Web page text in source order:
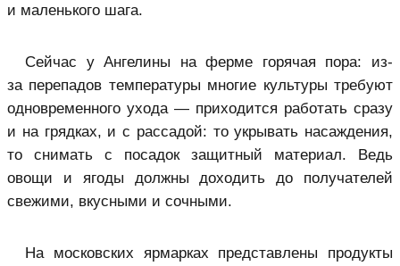
и маленького шага.
Сейчас у Ангелины на ферме горячая пора: из-
за перепадов температуры многие культуры требуют
одновременного ухода — приходится работать сразу
и на грядках, и с рассадой: то укрывать насаждения,
то снимать с посадок защитный материал. Ведь
овощи и ягоды должны доходить до получателей
свежими, вкусными и сочными.
На московских ярмарках представлены продукты